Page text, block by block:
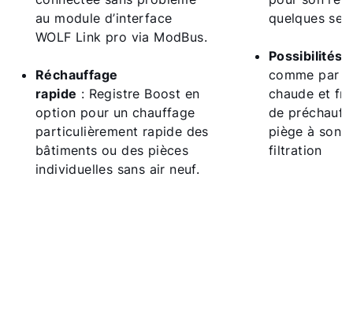
au module d’interface
WOLF Link pro via ModBus.
Réchauffage
rapide : Registre Boost en
option pour un chauffage
particulièrement rapide des
bâtiments ou des pièces
individuelles sans air neuf.
quelques
Possibilités
comme par
chaude et
de
piège à
filtration